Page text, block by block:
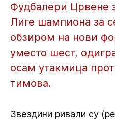
Фудбалери Црвене
Лиге шампиона за
обзиром на нови
уместо шест,
осам утакмица
тимова.
Звездини ривали су